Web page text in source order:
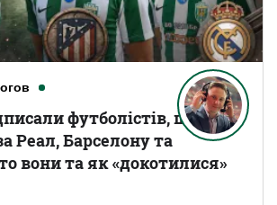
футболістів, що
Реал, Барселону та
вони та як «докотилися»